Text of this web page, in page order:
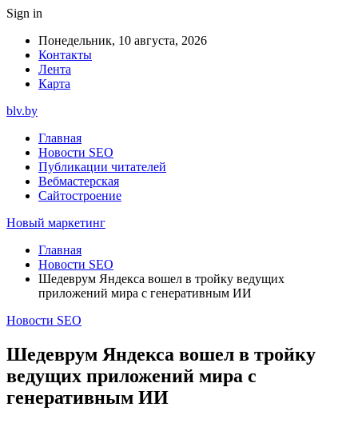
Sign in
Понедельник, 10 августа, 2026
Контакты
Лента
Карта
blv.by
Главная
Новости SEO
Публикации читателей
Вебмастерская
Сайтостроение
Новый маркетинг
Главная
Новости SEO
Шедеврум Яндекса вошел в тройку ведущих
приложений мира с генеративным ИИ
Новости SEO
Шедеврум Яндекса вошел в тройку
ведущих приложений мира с
генеративным ИИ